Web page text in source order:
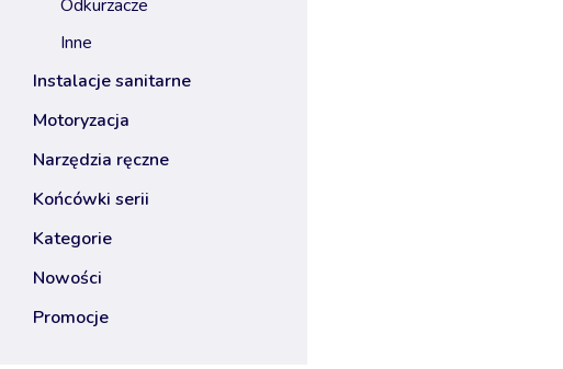
odkurzacze
inne
instalacje sanitarne
motoryzacja
narzędzia ręczne
końcówki serii
kategorie
nowości
promocje